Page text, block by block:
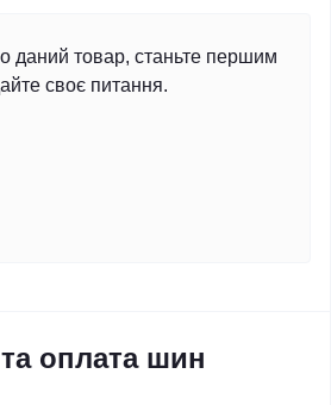
даний товар, станьте першим
своє питання.
оплата шин